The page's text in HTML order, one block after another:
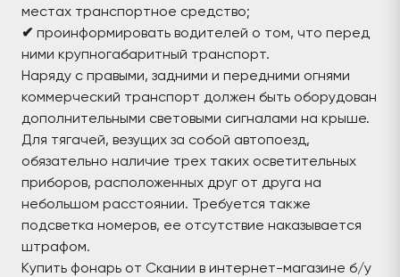
местах транспортное средство;
✔ проинформировать водителей о том, что перед
ними крупногабаритный транспорт.
Наряду с правыми, задними и передними огнями
коммерческий транспорт должен быть оборудован
дополнительными световыми сигналами на крыше.
Для тягачей, везущих за собой автопоезд,
обязательно наличие трех таких осветительных
приборов, расположенных друг от друга на
небольшом расстоянии. Требуется также
подсветка номеров, ее отсутствие наказывается
штрафом.
Купить фонарь от Скании в интернет-магазине б/у